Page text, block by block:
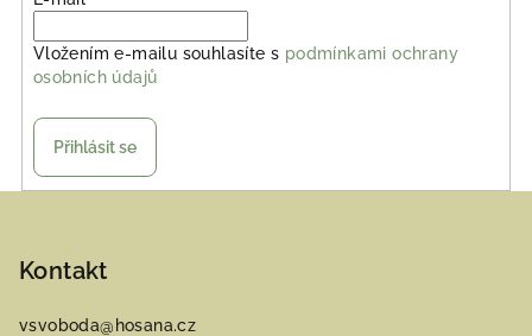
Vložením e-mailu souhlasíte s podmínkami ochrany
osobních údajů
Přihlásit se
Kontakt
vsvoboda@ hosana.cz